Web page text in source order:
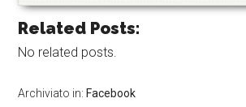
Related Posts:
No related posts.
Archiviato in: Facebook